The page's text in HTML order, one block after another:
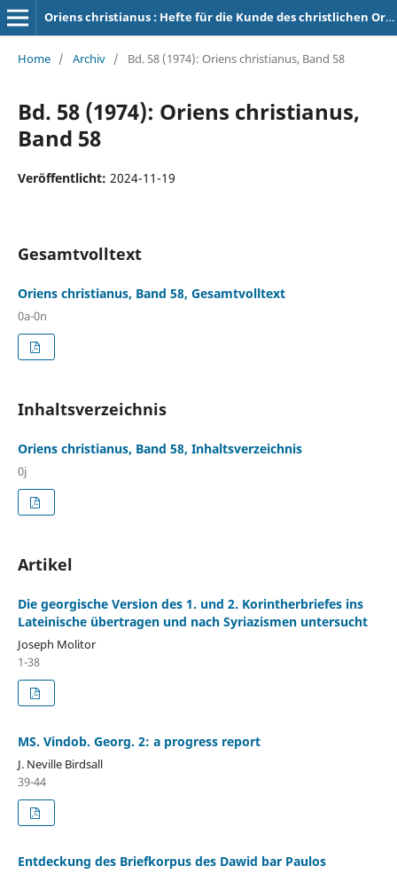
Oriens christianus : Hefte für die Kunde des christlichen Orients
Home / Archiv / Bd. 58 (1974): Oriens christianus, Band 58
Bd. 58 (1974): Oriens christianus,
Band 58
Veröffentlicht: 2024-11-19
Gesamtvolltext
Oriens christianus, Band 58, Gesamtvolltext
0a-0n
Inhaltsverzeichnis
Oriens christianus, Band 58, Inhaltsverzeichnis
0j
Artikel
Die georgische Version des 1. und 2. Korintherbriefes ins
Lateinische übertragen und nach Syriazismen untersucht
Joseph Molitor
1-38
MS. Vindob. Georg. 2: a progress report
J. Neville Birdsall
39-44
Entdeckung des Briefkorpus des Dawid bar Paulos